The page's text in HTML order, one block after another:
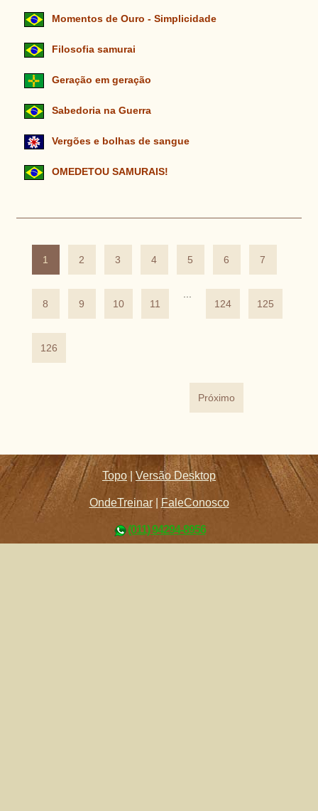
Momentos de Ouro - Simplicidade
Filosofia samurai
Geração em geração
Sabedoria na Guerra
Vergões e bolhas de sangue
OMEDETOU SAMURAIS!
1 2 3 4 5 6 7
8 9 10 11
...
124
125
126
Próximo
Topo |Versão Desktop
OndeTreinar| FaleConosco
(011) 94294-8956